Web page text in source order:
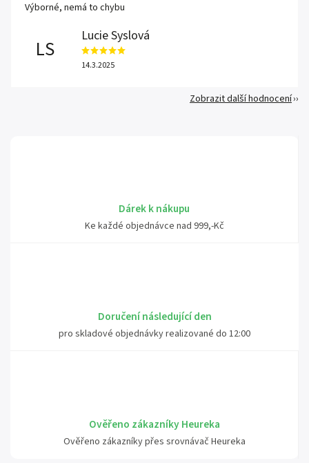
Dárek k nákupu
Ke každé objednávce nad 999,-Kč
Doručení následující den
pro skladové objednávky realizované do 12:00
Ověřeno zákazníky Heureka
Ověřeno zákazníky přes srovnávač Heureka
Výborné, nemá to chybu
LS
Lucie Syslová
14.3.2025
Zobrazit další hodnocení